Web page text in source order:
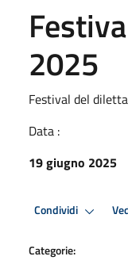
2025
Festival del
Data :
19 giugno 2025
Condividi
Categorie: